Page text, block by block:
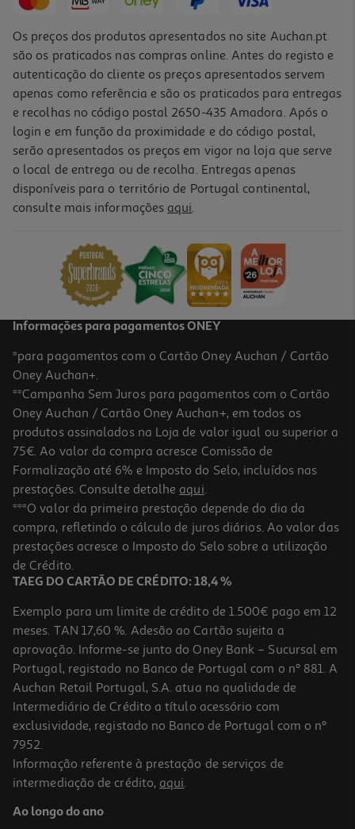
-25%
Pudim Boca Doce Baunilha 22g
Price reduced from
-25%
4.8
Pudim Boca Doce Morango 22g
26.82 €/Kg
Price reduced from
0,79 €to
0,59 €
Promoção
-25%
Pudim Boca Doce Chocolate 22g
26.82 €/Kg
Os preços dos produtos apresentados no site Auchan.pt
são os praticados nas compras online. Antes do registo e
autenticação do cliente os preços apresentados servem
apenas como referência e são os praticados para entregas
e recolhas no código postal 2650-435 Amadora. Após o
login e em função da proximidade e do código postal,
serão apresentados os preços em vigor na loja que serve
o local de entrega ou de recolha. Entregas apenas
disponíveis para o território de Portugal continental,
consulte mais informações aqui.
Informações para pagamentos ONEY
*para pagamentos com o Cartão Oney Auchan / Cartão
Oney Auchan+.
**Campanha Sem Juros para pagamentos com o Cartão
Oney Auchan / Cartão Oney Auchan+, em todos os
produtos assinalados na Loja de valor igual ou superior a
75€. Ao valor da compra acresce Comissão de
Formalização até 6% e Imposto do Selo, incluídos nas
prestações. Consulte detalhe aqui.
***O valor da primeira prestação depende do dia da
compra, refletindo o cálculo de juros diários. Ao valor das
prestações acresce o Imposto do Selo sobre a utilização
de Crédito.
TAEG DO CARTÃO DE CRÉDITO: 18,4 %
Exemplo para um limite de crédito de 1.500€ pago em 12
meses. TAN 17,60 %. Adesão ao Cartão sujeita a
aprovação. Informe-se junto do Oney Bank – Sucursal em
Portugal, registado no Banco de Portugal com o nº 881. A
Auchan Retail Portugal, S.A. atua na qualidade de
Intermediário de Crédito a título acessório com
exclusividade, registado no Banco de Portugal com o nº
7952.
Informação referente à prestação de serviços de
intermediação de crédito, aqui.
Ao longo do ano